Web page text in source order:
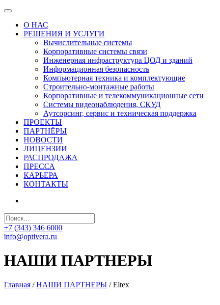
О НАС
РЕШЕНИЯ И УСЛУГИ
Вычислительные системы
Корпоративные системы связи
Инженерная инфраструктура ЦОД и зданий
Информационная безопасность
Компьютерная техника и комплектующие
Строительно-монтажные работы
Корпоративные и телекоммуникационные сети
Системы видеонаблюдения, СКУД
Аутсорсинг, сервис и техническая поддержка
ПРОЕКТЫ
ПАРТНЁРЫ
НОВОСТИ
ЛИЦЕНЗИИ
РАСПРОДАЖА
ПРЕССА
КАРЬЕРА
КОНТАКТЫ
+7 (343) 346 6000
info@optivera.ru
НАШИ ПАРТНЕРЫ
Главная / НАШИ ПАРТНЕРЫ / Eltex